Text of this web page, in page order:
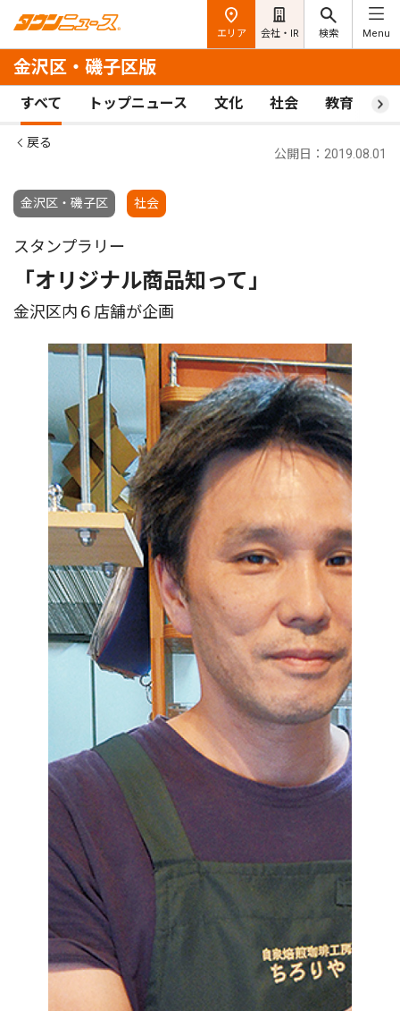
エリア 会社・IR 検索 Menu
金沢区・磯子区版
すべて トップニュース 文化 社会 教育 ス
戻る
金沢区・磯子区 社会
公開日：2019.08.01
スタンプラリー
「オリジナル商品知って」
金沢区内６店舗が企画